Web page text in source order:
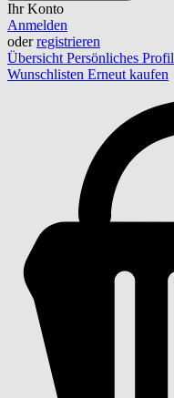
Ihr Konto
Anmelden
oderregistrieren
Übersicht Persönliches Profil
Wunschlisten Erneut kaufen